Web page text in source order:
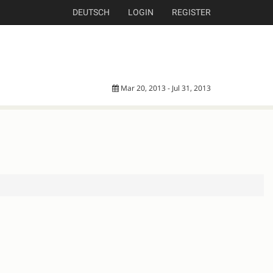
DEUTSCH LOGIN REGISTER
Mar 20, 2013 - Jul 31, 2013